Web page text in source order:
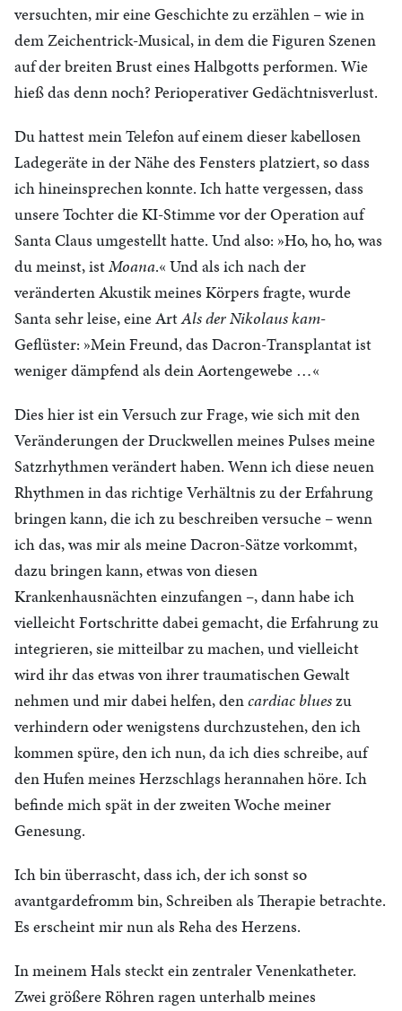
versuchten, mir eine Geschichte zu erzählen – wie in
dem Zeichentrick-Musical, in dem die Figuren Szenen
auf der breiten Brust eines Halbgotts performen. Wie
hieß das denn noch? Perioperativer Gedächtnisverlust.
Du hattest mein Telefon auf einem dieser kabellosen
Ladegeräte in der Nähe des Fensters platziert, so dass
ich hineinsprechen konnte. Ich hatte vergessen, dass
unsere Tochter die KI-Stimme vor der Operation auf
Santa Claus umgestellt hatte. Und also: »Ho, ho, ho, was
du meinst, istMoana.« Und als ich nach der
veränderten Akustik meines Körpers fragte, wurde
Santa sehr leise, eine ArtAls der Nikolaus kam-
Geflüster: »Mein Freund, das Dacron-Transplantat ist
weniger dämpfend als dein Aortengewebe …«
Dies hier ist ein Versuch zur Frage, wie sich mit den
Veränderungen der Druckwellen meines Pulses meine
Satzrhythmen verändert haben. Wenn ich diese neuen
Rhythmen in das richtige Verhältnis zu der Erfahrung
bringen kann, die ich zu beschreiben versuche – wenn
ich das, was mir als meine Dacron-Sätze vorkommt,
dazu bringen kann, etwas von diesen
Krankenhausnächten einzufangen –, dann habe ich
vielleicht Fortschritte dabei gemacht, die Erfahrung zu
integrieren, sie mitteilbar zu machen, und vielleicht
wird ihr das etwas von ihrer traumatischen Gewalt
nehmen und mir dabei helfen, dencardiac blueszu
verhindern oder wenigstens durchzustehen, den ich
kommen spüre, den ich nun, da ich dies schreibe, auf
den Hufen meines Herzschlags herannahen höre. Ich
befinde mich spät in der zweiten Woche meiner
Genesung.
Ich bin überrascht, dass ich, der ich sonst so
avantgardefromm bin, Schreiben als Therapie betrachte.
Es erscheint mir nun als Reha des Herzens.
In meinem Hals steckt ein zentraler Venenkatheter.
Zwei größere Röhren ragen unterhalb meines